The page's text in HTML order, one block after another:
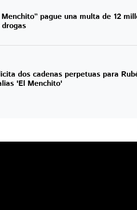
Menchito” pague una multa de 12
dos cadenas perpetuas para
'El Menchito'